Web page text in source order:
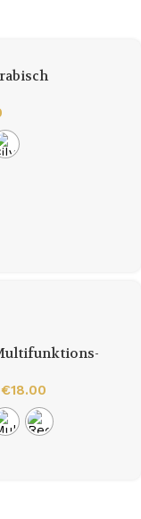
für Tabak
€18.00